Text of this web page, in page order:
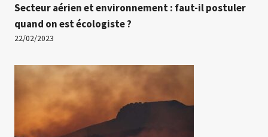
Secteur aérien et environnement : faut-il postuler
quand on est écologiste ?
22/02/2023